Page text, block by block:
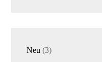
Neu 33